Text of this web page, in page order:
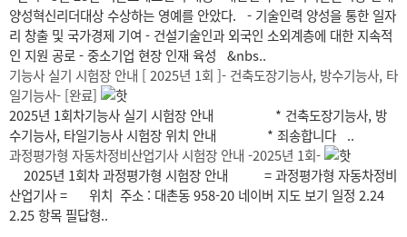
양성혁신리더대상 수상하는 영예를 안았다. - 기술인력 양성을 통한 일자
리 창출 및 국가경제 기여 - 건설기술인과 외국인 소외계층에 대한 지속적
인 지원 공로 - 중소기업 현장 인재 육성 &nbs..
기능사 실기 시험장 안내 [ 2025년 1회 ]- 건축도장기능사, 방수기능사, 타
일기능사- [완료]
2025년 1회차기능사 실기 시험장 안내 * 건축도장기능사, 방
수기능사, 타일기능사 시험장 위치 안내 * 죄송합니다 ..
과정평가형 자동차정비산업기사 시험장 안내 -2025년 1회-
2025년 1회차 과정평가형 시험장 안내 = 과정평가형 자동차정비
산업기사 = 위치 주소 : 대촌동 958-20 네이버 지도 보기 일정 2.24
2.25 항목 필답형..